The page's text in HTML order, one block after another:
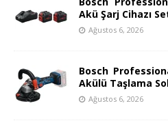
Akü Şarj Cihazı
Ağustos 6, 2026
Bosch
Akülü Taşlama
Ağustos 6, 2026